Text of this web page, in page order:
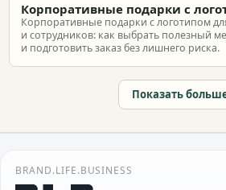
Корпоративные подарки с
Корпоративные подарки с логотипом
и сотрудников: как выбрать полезный
и подготовить заказ без лишнего риска.
Показать
BRAND.LIFE.BUSINESS